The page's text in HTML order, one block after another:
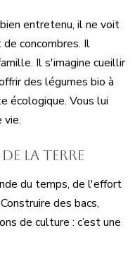
entretenu, il ne voit
concombres. Il
Il s'imagine cueillir
des légumes bio à
écologique. Vous lui
vie.
de la terre
du temps, de l'effort
des bacs,
de culture : c’est une